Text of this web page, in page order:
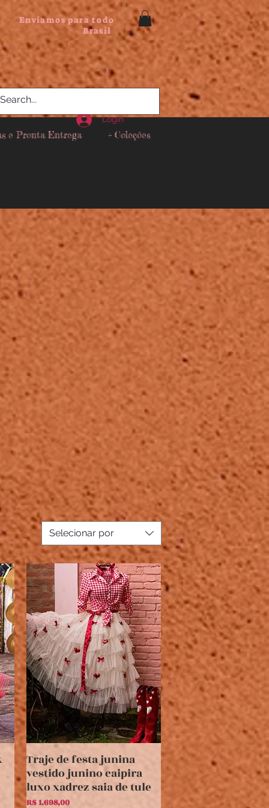
Enviamos para todo
Brasil
e Pronta Entrega + Coleções
Login
Selecionar por
Visualização rápida
Traje de festa junina
vestido junino caipira
luxo xadrez saia de tule
Preço
R$ 1.698,00